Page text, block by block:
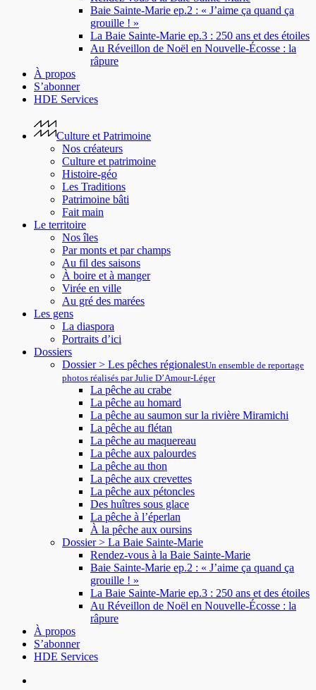
Baie Sainte-Marie ep.2 : « J’aime ça quand ça
grouille ! »
La Baie Sainte-Marie ep.3 : 250 ans et des étoiles
Au Réveillon de Noël en Nouvelle-Écosse : la
râpure
À propos
S’abonner
HDE Services
Culture et Patrimoine
Nos créateurs
Culture et patrimoine
Histoire-géo
Les Traditions
Patrimoine bâti
Fait main
Le territoire
Nos îles
Par monts et par champs
Au fil des saisons
À boire et à manger
Virée en ville
Au gré des marées
Les gens
La diaspora
Portraits d’ici
Dossiers
Dossier > Les pêches régionalesUn ensemble de reportage
photos réalisés par Julie D’Amour-Léger
La pêche au crabe
La pêche au homard
La pêche au saumon sur la rivière Miramichi
La pêche au flétan
La pêche au maquereau
La pêche aux palourdes
La pêche au thon
La pêche aux crevettes
La pêche aux pétoncles
Des huîtres sous glace
La pêche à l’éperlan
À la pêche aux oursins
Dossier > La Baie Sainte-Marie
Rendez-vous à la Baie Sainte-Marie
Baie Sainte-Marie ep.2 : « J’aime ça quand ça
grouille ! »
La Baie Sainte-Marie ep.3 : 250 ans et des étoiles
Au Réveillon de Noël en Nouvelle-Écosse : la
râpure
À propos
S’abonner
HDE Services